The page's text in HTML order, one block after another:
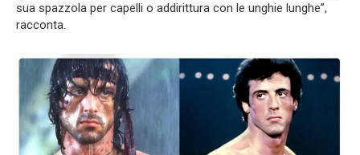
sua spazzola per capelli o addirittura con le unghie lunghe”,
racconta.